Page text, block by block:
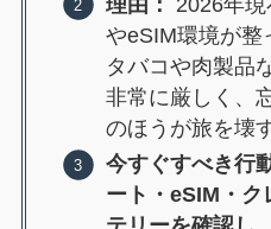
やeSIM環境が整
タバコや肉製品
非常に厳しく、
のほうが旅を壊
今すぐすべき行
ート・eSIM・ク